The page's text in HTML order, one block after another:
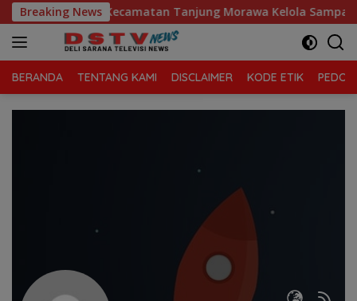
Langsung
ke
konten
Breaking News
SD Telaga Sari, Kecamatan Tanjung Morawa Kelola Sampah
BERANDA TENTANG KAMI DISCLAIMER KODE ETIK